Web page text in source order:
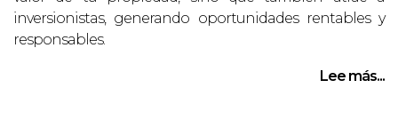
inversionistas, generando oportunidades rentables y
responsables.
Lee más...